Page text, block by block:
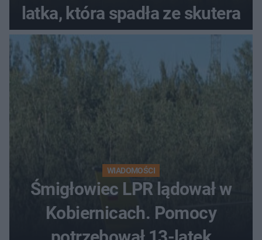
latka, która spadła ze skutera
WIADOMOŚCI
Śmigłowiec LPR lądował w
Kobiernicach. Pomocy